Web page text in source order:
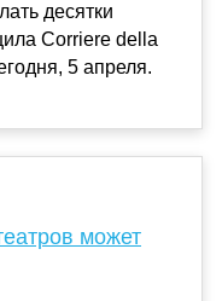
десятки
Corriere della
5 апреля.
может